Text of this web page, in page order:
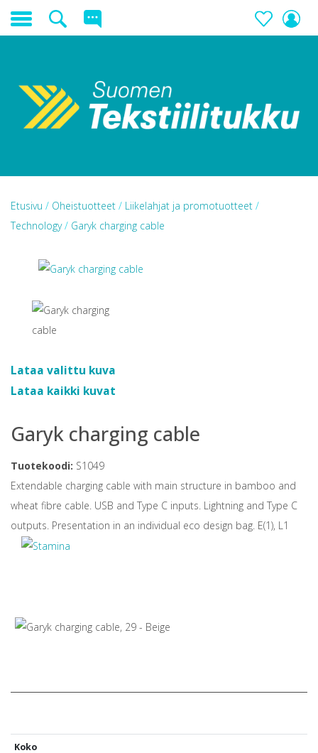
Etusivu / Oheistuotteet / Liikelahjat ja promotuotteet /
Technology/ Garyk charging cable
Lataa valittu kuva
Lataa kaikki kuvat
Garyk charging cable
Tuotekoodi: S1049
Extendable charging cable with main structure in bamboo and
wheat fibre cable. USB and Type C inputs. Lightning and Type C
outputs. Presentation in an individual eco design bag. E(1), L1
Koko